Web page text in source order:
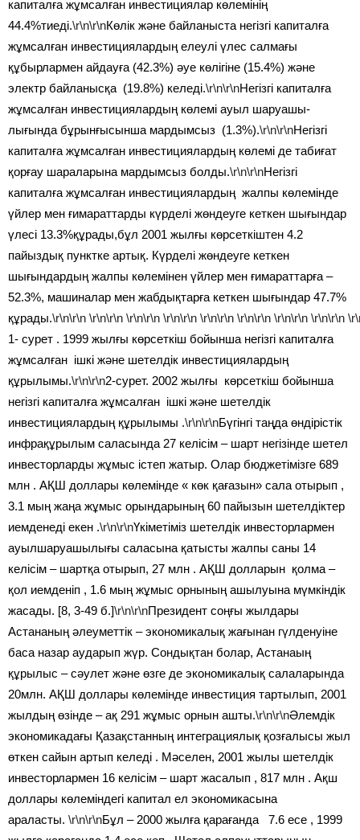
капиталға жұмсалған инвестициялар көлемінің
44.4%тиеді.\r\n\r\nКөлік және байланыста негізгі капиталға
жұмсалған инвестициялардың елеулі үлес салмағы
құбырлармен айдауға (42.3%) әуе көлігіне (15.4%) және
электр байланысқа (19.8%) келеді.\r\n\r\nНегізгі капиталға
жұмсалған инвестициялардың көлемі ауыл шаруашы-
лығында бұрынғысынша мардымсыз (1.3%).\r\n\r\nНегізгі
капиталға жұмсалған инвестициялардың көлемі де табиғат
қорғау шараларына мардымсыз болды.\r\n\r\nНегізгі
капиталға жұмсалған инвестициялардың жалпы көлемінде
үйлер мен ғимараттарды күрделі жөндеуге кеткен шығындар
үлесі 13.3%құрады,бұл 2001 жылғы көрсеткіштен 4.2
пайыздық пунктке артық. Күрделі жөндеуге кеткен
шығындардың жалпы көлемінен үйлер мен ғимараттарға –
52.3%, машиналар мен жабдықтарға кеткен шығындар 47.7%
құрады.\r\n\r\n \r\n\r\n \r\n\r\n \r\n\r\n \r\n\r\n \r\n\r\n \r\n\r\n \r\n\r\n
1- сурет . 1999 жылғы көрсеткіш бойынша негізгі капиталға
жұмсалған ішкі және шетелдік инвестициялардың
құрылымы.\r\n\r\n2-сурет. 2002 жылғы көрсеткіш бойынша
негізгі капиталға жұмсалған ішкі және шетелдік
инвестициялардың құрылымы .\r\n\r\nБүгінгі таңда өндірістік
инфрақұрылым саласында 27 келісім – шарт негізінде шетел
инвесторларды жұмыс істеп жатыр. Олар бюджетімізге 689
млн . АҚШ доллары көлемінде « көк қағазын» сала отырып ,
3.1 мың жаңа жұмыс орындарының 60 пайызын шетелдіктер
иемденеді екен .\r\n\r\nҮкіметіміз шетелдік инвесторлармен
ауылшаруашылығы саласына қатысты жалпы саны 14
келісім – шартқа отырып, 27 млн . АҚШ долларын қолма –
қол иемденіп , 1.6 мың жұмыс орнының ашылуына мүмкіндік
жасады. [8, 3-49 б.]\r\n\r\nПрезидент соңғы жылдары
Астананың әлеуметтік – экономикалық жағынан гүлденуіне
баса назар аударып жүр. Сондықтан болар, Астанаың
құрылыс – сәулет және өзге де экономикалық салаларында
20млн. АҚШ доллары көлемінде инвестиция тартылып, 2001
жылдың өзінде – ақ 291 жұмыс орнын ашты.\r\n\r\nӘлемдік
экономикадағы Қазақстанның интеграциялық қозғалысы жыл
өткен сайын артып келеді . Мәселен, 2001 жылы шетелдік
инвесторлармен 16 келісім – шарт жасалып , 817 млн . Ақш
доллары көлеміндегі капитал ел экономикасына
араласты. \r\n\r\nБұл – 2000 жылға қарағанда 7.6 есе , 1999